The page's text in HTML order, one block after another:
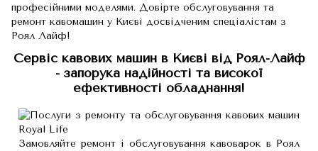
професійними моделями. Довірте обслуговування та
ремонт кавомашин у Києві досвідченим спеціалістам з
Роял Лайф!
Сервіс кавових машин в Києві від Роял-Лайф
- запорука надійності та високої
ефективності обладнання!
Замовляйте ремонт і обслуговування кавоварок в Роял